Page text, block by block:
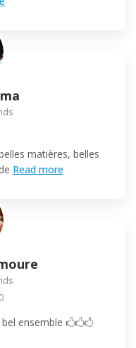
matières, belles
Read more
bel ensemble 🖒🖒🖒